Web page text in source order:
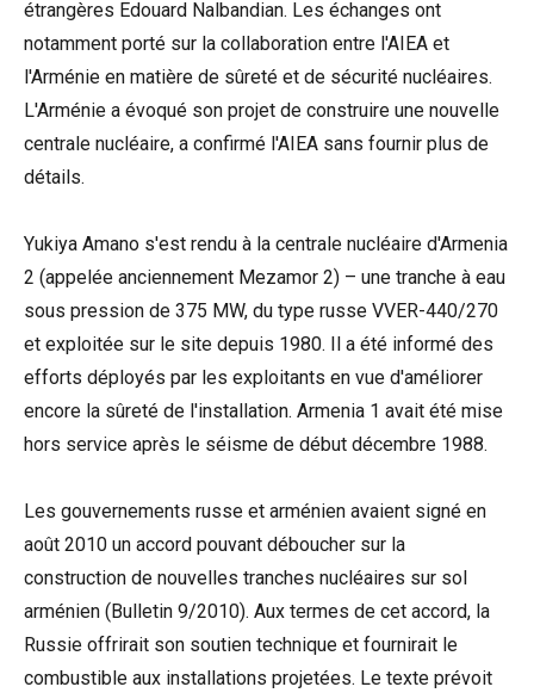
étrangères Edouard Nalbandian. Les échanges ont
notamment porté sur la collaboration entre l'AIEA et
l'Arménie en matière de sûreté et de sécurité nucléaires.
L'Arménie a évoqué son projet de construire une nouvelle
centrale nucléaire, a confirmé l'AIEA sans fournir plus de
détails.
Yukiya Amano s'est rendu à la centrale nucléaire d'Armenia
2 (appelée anciennement Mezamor 2) – une tranche à eau
sous pression de 375 MW, du type russe VVER-440/270
et exploitée sur le site depuis 1980. Il a été informé des
efforts déployés par les exploitants en vue d'améliorer
encore la sûreté de l'installation. Armenia 1 avait été mise
hors service après le séisme de début décembre 1988.
Les gouvernements russe et arménien avaient signé en
août 2010 un accord pouvant déboucher sur la
construction de nouvelles tranches nucléaires sur sol
arménien (Bulletin 9/2010). Aux termes de cet accord, la
Russie offrirait son soutien technique et fournirait le
combustible aux installations projetées. Le texte prévoit